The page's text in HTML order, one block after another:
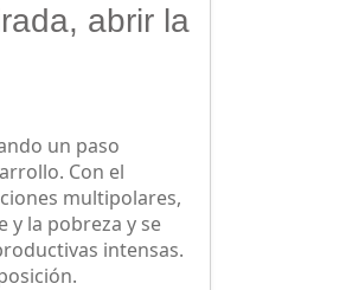
abrir la
un paso
Con el
multipolares,
y la pobreza y se
intensas.